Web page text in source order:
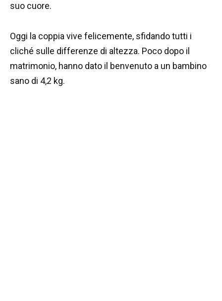
suo cuore.
Oggi la coppia vive felicemente, sfidando tutti i
cliché sulle differenze di altezza. Poco dopo il
matrimonio, hanno dato il benvenuto a un bambino
sano di 4,2 kg.